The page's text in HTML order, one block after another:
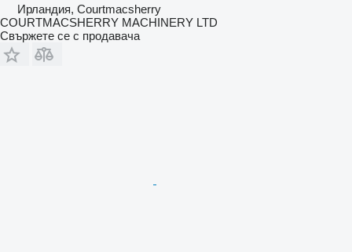
Ирландия, Courtmacsherry
COURTMACSHERRY MACHINERY LTD
Свържете се с продавача